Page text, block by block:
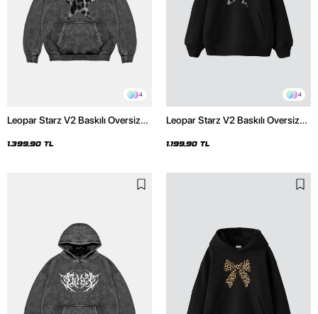
4
Leopar Starz V2 Baskılı Oversize
Hoodie
1.399,90 TL
4
Leopar Starz V2 Baskılı Oversize
1.199,90 TL